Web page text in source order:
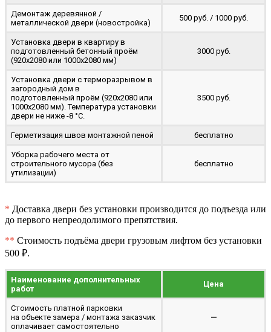
Демонтаж деревянной /
металлической двери (новостройка)
500 руб. / 1000 руб.
Установка двери в квартиру в
подготовленный бетонный проём
(920x2080 или 1000x2080 мм)
3000 руб.
Установка двери с терморазрывом в
загородный дом в
подготовленный проём (920x2080 или
1000x2080 мм). Температура установки
двери не ниже -8 °C.
3500 руб.
Герметизация швов монтажной пеной бесплатно
Уборка рабочего места от
строительного мусора (без
утилизации)
бесплатно
* Доставка двери без установки производится до подъезда или
до первого непреодолимого препятствия.
** Стоимость подъёма двери грузовым лифтом без установки
500 ₽.
Наименование дополнительных
работ
Цена
Стоимость платной парковки
на объекте замера / монтажа заказчик
оплачивает самостоятельно
—